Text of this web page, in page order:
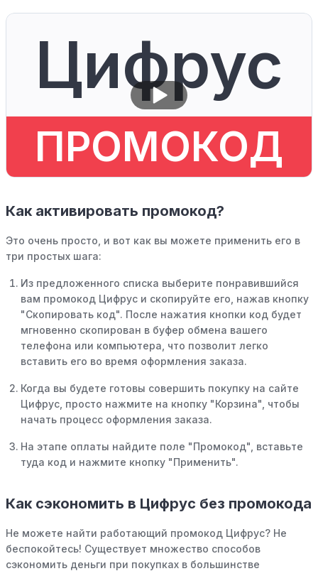
Цифрус
ПРОМОКОД
Как активировать промокод?
Это очень просто, и вот как вы можете применить его в
три простых шага:
Из предложенного списка выберите понравившийся
вам промокод Цифрус и скопируйте его, нажав кнопку
"Скопировать код". После нажатия кнопки код будет
мгновенно скопирован в буфер обмена вашего
телефона или компьютера, что позволит легко
вставить его во время оформления заказа.
Когда вы будете готовы совершить покупку на сайте
Цифрус, просто нажмите на кнопку "Корзина", чтобы
начать процесс оформления заказа.
На этапе оплаты найдите поле "Промокод", вставьте
туда код и нажмите кнопку "Применить".
Как сэкономить в Цифрус без промокода
Не можете найти работающий промокод Цифрус? Не
беспокойтесь! Существует множество способов
сэкономить деньги при покупках в большинстве